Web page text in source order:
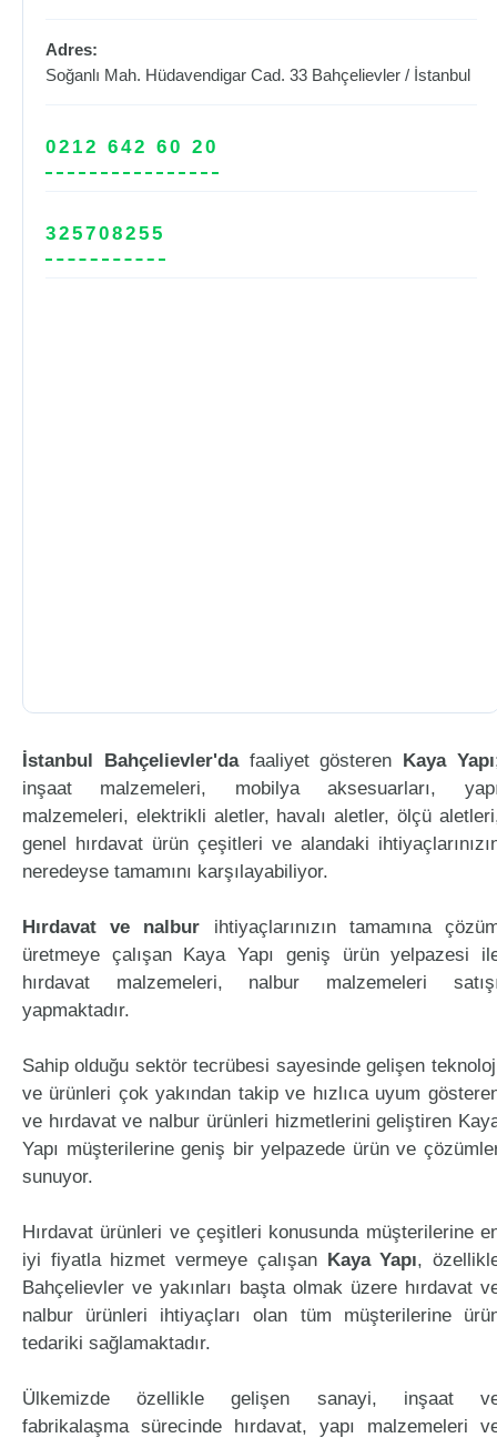
Adres:
Soğanlı Mah. Hüdavendigar Cad. 33 Bahçelievler / İstanbul
0212 642 60 20
325708255
İstanbul Bahçelievler'dafaaliyet gösteren Kaya Yapı
inşaat malzemeleri, mobilya aksesuarları,
malzemeleri, elektrikli aletler, havalı aletler, ölçü
genel hırdavat ürün çeşitleri ve alandaki
neredeyse tamamını karşılayabiliyor.
Hırdavat ve nalbur ihtiyaçlarınızın tamamına
üretmeye çalışan Kaya Yapı geniş ürün yelpazesi
hırdavat malzemeleri, nalbur malzemeleri
yapmaktadır.
Sahip olduğu sektör tecrübesi sayesinde gelişen
ve ürünleri çok yakından takip ve hızlıca uyum
ve hırdavat ve nalbur ürünleri hizmetlerini geliştiren
Yapı müşterilerine geniş bir yelpazede ürün ve
sunuyor.
Hırdavat ürünleri ve çeşitleri konusunda müşterilerine
iyi fiyatla hizmet vermeye çalışan Kaya Yapı,
Bahçelievler ve yakınları başta olmak üzere hırdavat
nalbur ürünleri ihtiyaçları olan tüm müşterilerine
tedariki sağlamaktadır.
Ülkemizde özellikle gelişen sanayi, inşaat
fabrikalaşma sürecinde hırdavat, yapı malzemeleri